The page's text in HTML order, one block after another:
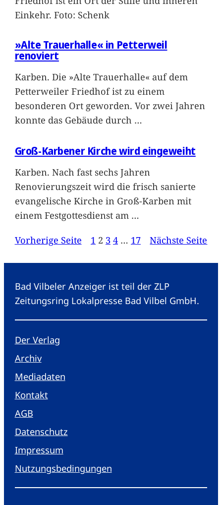
Einkehr. Foto: Schenk
»Alte Trauerhalle« in Petterweil
renoviert
Karben. Die »Alte Trauerhalle« auf dem
Petterweiler Friedhof ist zu einem
besonderen Ort geworden. Vor zwei Jahren
konnte das Gebäude durch …
Groß-Karbener Kirche wird eingeweiht
Karben. Nach fast sechs Jahren
Renovierungszeit wird die frisch sanierte
evangelische Kirche in Groß-Karben mit
einem Festgottesdienst am …
Vorherige Seite
1 2 3 4 … 17 Nächste Seite
Bad Vilbeler Anzeiger ist teil der ZLP
Zeitungsring Lokalpresse Bad Vilbel GmbH.
Der Verlag
Archiv
Mediadaten
Kontakt
AGB
Datenschutz
Impressum
Nutzungsbedingungen